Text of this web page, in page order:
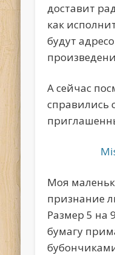
доставит
как
будут
А сейчас
справились
Моя
признание
Размер 5 на
бумагу